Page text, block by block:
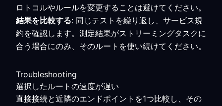
ロトコルやルールを変更することは避けてください。
結果を比較する: 同じテストを繰り返し、サービス規
約を確認します。測定結果がストリーミングタスクに
合う場合にのみ、そのルートを使い続けてください。
Troubleshooting
選択したルートの速度が遅い
直接接続と近隣のエンドポイントを1つ比較し、その